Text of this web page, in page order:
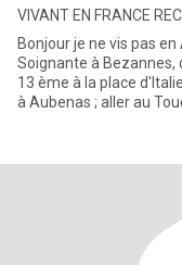
VIVANT EN FRANCE
Bonjour je ne vis pas
Soignante à Bezannes,
13 ème à la place
à Aubenas ; aller au